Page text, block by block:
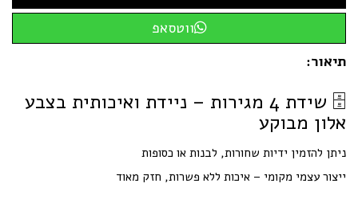
ווטסאפ
תיאור:
🗄️ שידת 4 מגירות – ניידת ואיכותית בצבע
אלון מבוקע
ניתן להזמין ידיות שחורות, לבנות או כסופות
ייצור עצמי מקומי – איכות ללא פשרות, חזק מאוד